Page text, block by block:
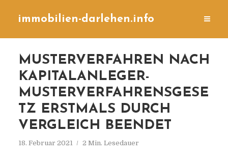
immobilien-darlehen.info
MUSTERVERFAHREN NACH
KAPITALANLEGER-
MUSTERVERFAHRENSGESE
TZ ERSTMALS DURCH
VERGLEICH BEENDET
18. Februar 2021 2 Min. Lesedauer